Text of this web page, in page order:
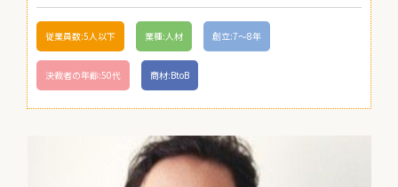
従業員数:5人以下 業種:人材 創立:7〜8年
決裁者の年齢:50代 商材:BtoB